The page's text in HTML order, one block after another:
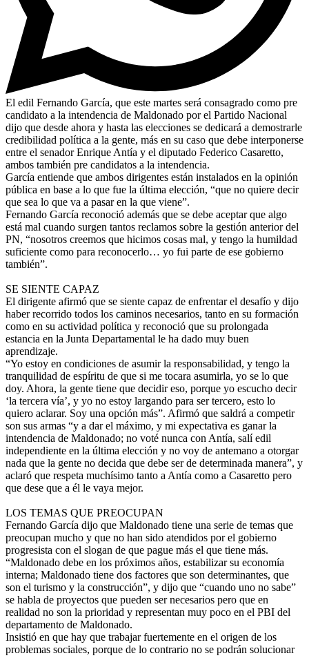
El edil Fernando García, que este martes será consagrado como pre
candidato a la intendencia de Maldonado por el Partido Nacional
dijo que desde ahora y hasta las elecciones se dedicará a demostrarle
credibilidad política a la gente, más en su caso que debe interponerse
entre el senador Enrique Antía y el diputado Federico Casaretto,
ambos también pre candidatos a la intendencia.
García entiende que ambos dirigentes están instalados en la opinión
pública en base a lo que fue la última elección, “que no quiere decir
que sea lo que va a pasar en la que viene”.
Fernando García reconoció además que se debe aceptar que algo
está mal cuando surgen tantos reclamos sobre la gestión anterior del
PN, “nosotros creemos que hicimos cosas mal, y tengo la humildad
suficiente como para reconocerlo… yo fui parte de ese gobierno
también”.
SE SIENTE CAPAZ
El dirigente afirmó que se siente capaz de enfrentar el desafío y dijo
haber recorrido todos los caminos necesarios, tanto en su formación
como en su actividad política y reconoció que su prolongada
estancia en la Junta Departamental le ha dado muy buen
aprendizaje.
“Yo estoy en condiciones de asumir la responsabilidad, y tengo la
tranquilidad de espíritu de que si me tocara asumirla, yo se lo que
doy. Ahora, la gente tiene que decidir eso, porque yo escucho decir
‘la tercera vía’, y yo no estoy largando para ser tercero, esto lo
quiero aclarar. Soy una opción más”. Afirmó que saldrá a competir
son sus armas “y a dar el máximo, y mi expectativa es ganar la
intendencia de Maldonado; no voté nunca con Antía, salí edil
independiente en la última elección y no voy de antemano a otorgar
nada que la gente no decida que debe ser de determinada manera”, y
aclaró que respeta muchísimo tanto a Antía como a Casaretto pero
que dese que a él le vaya mejor.
LOS TEMAS QUE PREOCUPAN
Fernando García dijo que Maldonado tiene una serie de temas que
preocupan mucho y que no han sido atendidos por el gobierno
progresista con el slogan de que pague más el que tiene más.
“Maldonado debe en los próximos años, estabilizar su economía
interna; Maldonado tiene dos factores que son determinantes, que
son el turismo y la construcción”, y dijo que “cuando uno no sabe”
se habla de proyectos que pueden ser necesarios pero que en
realidad no son la prioridad y representan muy poco en el PBI del
departamento de Maldonado.
Insistió en que hay que trabajar fuertemente en el origen de los
problemas sociales, porque de lo contrario no se podrán solucionar